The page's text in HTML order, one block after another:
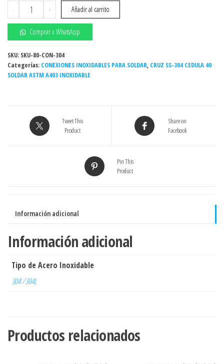
-
Cruz
Inoxidable
soldar
1/2"
Sch.
cédula
40
cantidad
+ Añadir al carrito
Comprar x WhatsApp
SKU: SKU-80-CON-304
Categorías: CONEXIONES INOXIDABLES PARA SOLDAR, CRUZ SS-304 CEDULA 40
SOLDAR ASTM A403 INOXIDABLE
Tweet This
Product
Share on
Facebook
Pin This
Product
Información adicional
Información adicional
Tipo de Acero Inoxidable
304 /304L
Productos relacionados